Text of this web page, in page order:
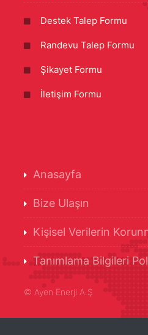
Destek Talep Formu
Randevu Talep Formu
Şikayet Formu
İletişim Formu
Anasayfa
Bize Ulaşın
Kişisel Verilerin
Tanımlama Bilgileri
© Ayen Enerji A.Ş